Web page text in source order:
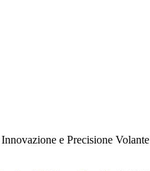
e Precisione Volante